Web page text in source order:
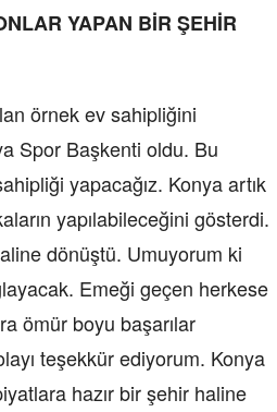
YAPAN BİR ŞEHİR
örnek ev sahipliğini
Spor Başkenti oldu. Bu
yapacağız. Konya artık
yapılabileceğini gösterdi.
dönüştü. Umuyorum ki
Emeği geçen herkese
ömür boyu başarılar
teşekkür ediyorum. Konya
hazır bir şehir haline